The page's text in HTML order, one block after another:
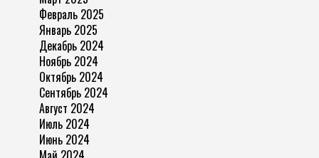
Февраль 2025
Январь 2025
Декабрь 2024
Ноябрь 2024
Октябрь 2024
Сентябрь 2024
Август 2024
Июль 2024
Июнь 2024